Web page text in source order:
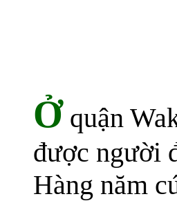
Ở quận
được người
Hàng năm